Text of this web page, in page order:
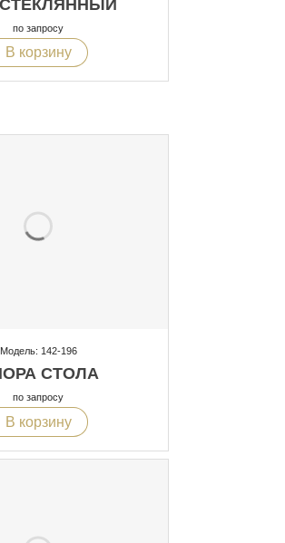
по запросу
В корзину
Модель: 142-196
СТОЛА
по запросу
В корзину